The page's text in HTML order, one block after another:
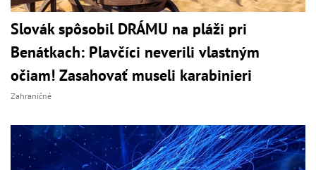
Slovák spôsobil DRÁMU na pláži pri
Benátkach: Plavčíci neverili vlastným
očiam! Zasahovať museli karabinieri
Zahraničné